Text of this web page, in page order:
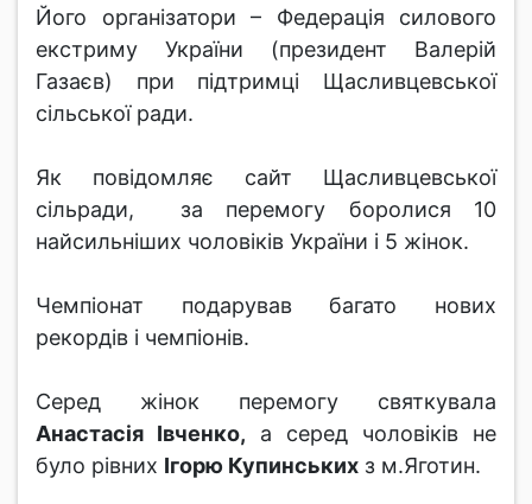
Його організатори – Федерація силового
екстриму України (президент Валерій
Газаєв) при підтримці Щасливцевської
сільської ради.
Як повідомляє сайт Щасливцевської
сільради, за перемогу боролися 10
найсильніших чоловіків України і 5 жінок.
Чемпіонат подарував багато нових
рекордів і чемпіонів.
Серед жінок перемогу святкувала
Анастасія Івченко, а серед чоловіків не
було рівних Ігорю Купинських з м.Яготин.